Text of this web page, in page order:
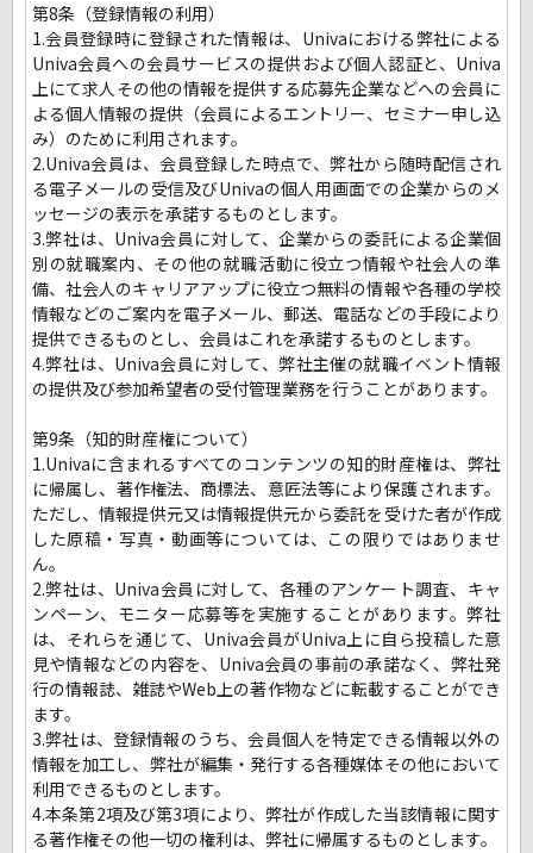
第8条（登録情報の利用）
1.会員登録時に登録された情報は、Univaにおける弊社による
Univa会員への会員サービスの提供および個人認証と、Univa
上にて求人その他の情報を提供する応募先企業などへの会員に
よる個人情報の提供（会員によるエントリー、セミナー申し込
み）のために利用されます。
2.Univa会員は、会員登録した時点で、弊社から随時配信され
る電子メールの受信及びUnivaの個人用画面での企業からのメ
ッセージの表示を承諾するものとします。
3.弊社は、Univa会員に対して、企業からの委託による企業個
別の就職案内、その他の就職活動に役立つ情報や社会人の準
備、社会人のキャリアアップに役立つ無料の情報や各種の学校
情報などのご案内を電子メール、郵送、電話などの手段により
提供できるものとし、会員はこれを承諾するものとします。
4.弊社は、Univa会員に対して、弊社主催の就職イベント情報
の提供及び参加希望者の受付管理業務を行うことがあります。
第9条（知的財産権について）
1.Univaに含まれるすべてのコンテンツの知的財産権は、弊社
に帰属し、著作権法、商標法、意匠法等により保護されます。
ただし、情報提供元又は情報提供元から委託を受けた者が作成
した原稿・写真・動画等については、この限りではありませ
ん。
2.弊社は、Univa会員に対して、各種のアンケート調査、キャ
ンペーン、モニター応募等を実施することがあります。弊社
は、それらを通じて、Univa会員がUniva上に自ら投稿した意
見や情報などの内容を、Univa会員の事前の承諾なく、弊社発
行の情報誌、雑誌やWeb上の著作物などに転載することができ
ます。
3.弊社は、登録情報のうち、会員個人を特定できる情報以外の
情報を加工し、弊社が編集・発行する各種媒体その他において
利用できるものとします。
4.本条第2項及び第3項により、弊社が作成した当該情報に関す
る著作権その他一切の権利は、弊社に帰属するものとします。